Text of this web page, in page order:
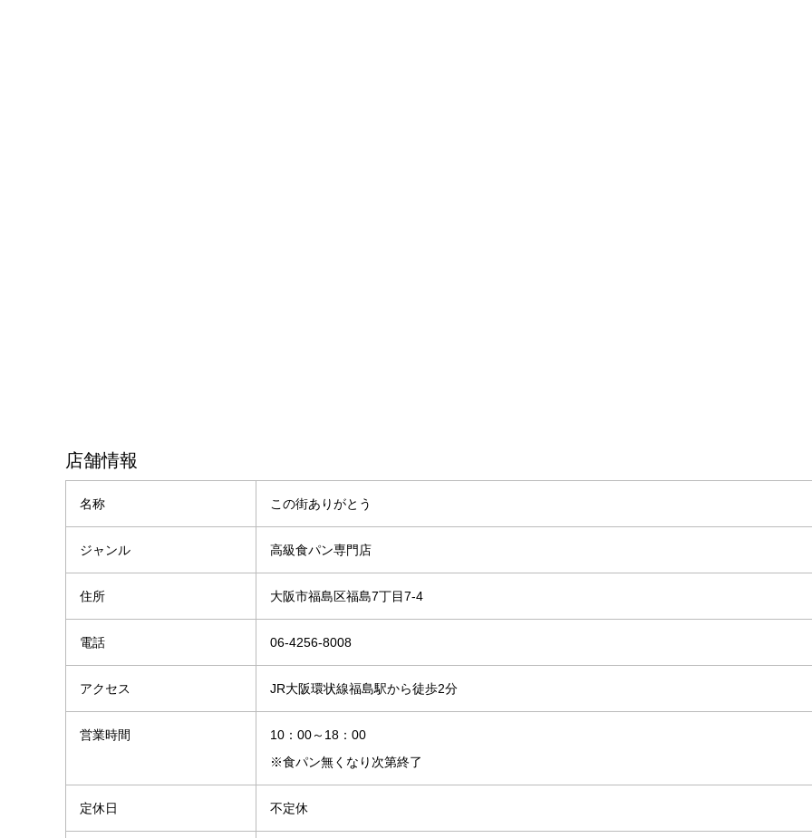
店舗情報
名称 この街ありがとう
ジャンル 高級食パン専門店
住所 大阪市福島区福島7丁目7-4
電話 06-4256-8008
アクセス JR大阪環状線福島駅から徒歩2分
営業時間
10：00～18：00
※食パン無くなり次第終了
定休日 不定休